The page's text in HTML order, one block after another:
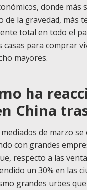
donde más
la gravedad, más
total en todo el
para comprar
mayores.
ha
China
de marzo
con grandes
respecto a las
un 30% en las
grandes urbes